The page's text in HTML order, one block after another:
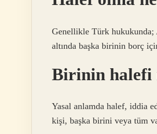
Genellikle Türk hukukunda;
altında başka birinin borç
Birinin halefi
Yasal anlamda halef, iddia
kişi, başka birini veya tüm